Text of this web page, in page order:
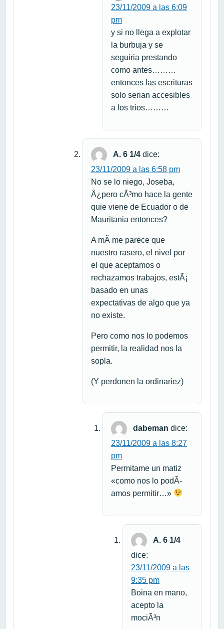
23/11/2009 a las 6:09
pm
y si no llega a explotar
la burbuja y se
seguiria prestando
como antes………
entonces las escrituras
solo serian accesibles
a los trios………
A. 6 1/4 dice:
23/11/2009 a las 6:58 pm
No se lo niego, Joseba,
Â¿pero cÃ³mo hace la gente
quie viene de Ecuador o de
Mauritania entonces?
A mÃ­ me parece que
nuestro rasero, el nivel por
el que aceptamos o
rechazamos trabajos, estÃ¡
basado en unas
expectativas de algo que ya
no existe.
Pero como nos lo podemos
permitir, la realidad nos la
sopla.
(Y perdonen la ordinariez)
dabeman dice:
23/11/2009 a las 8:27
pm
Permitame un matiz
«como nos lo podÃ­
amos permitir…»
A. 6 1/4
dice:
23/11/2009 a las
9:35 pm
Boina en mano,
acepto la
mociÃ³n